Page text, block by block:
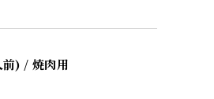
前) / 焼肉用